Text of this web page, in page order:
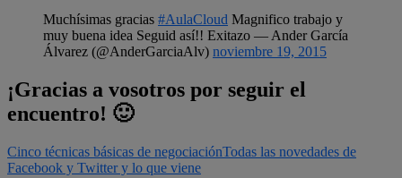
Muchísimas gracias #AulaCloud Magnifico trabajo y
muy buena idea Seguid así!! Exitazo — Ander García
Álvarez (@AnderGarciaAlv) noviembre 19, 2015
¡Gracias a vosotros por seguir el
encuentro! 🙂
Cinco técnicas básicas de negociaciónTodas las novedades de
Facebook y Twitter y lo que viene